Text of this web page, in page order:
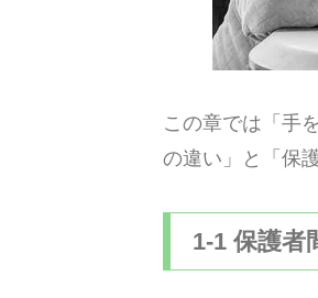
この章では「手
の違い」と「保
1-1 保護者